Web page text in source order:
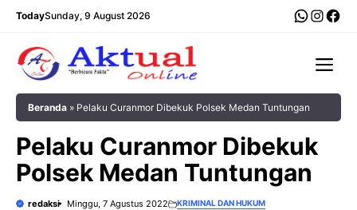
Langsung
TodaySunday, 9 August 2026
Beranda » Pelaku Curanmor Dibekuk Polsek Medan Tuntungan
Pelaku Curanmor Dibekuk
Polsek Medan Tuntungan
redaksi Minggu, 7 Agustus 2022 KRIMINAL DAN HUKUM